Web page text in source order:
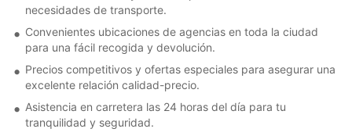
necesidades de transporte.
Convenientes ubicaciones de agencias en toda la ciudad
para una fácil recogida y devolución.
Precios competitivos y ofertas especiales para asegurar una
excelente relación calidad-precio.
Asistencia en carretera las 24 horas del día para tu
tranquilidad y seguridad.